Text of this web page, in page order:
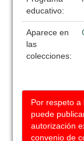
educativo:
Aparece en
las
colecciones:
Por respeto a
puede
autorización
convenio de